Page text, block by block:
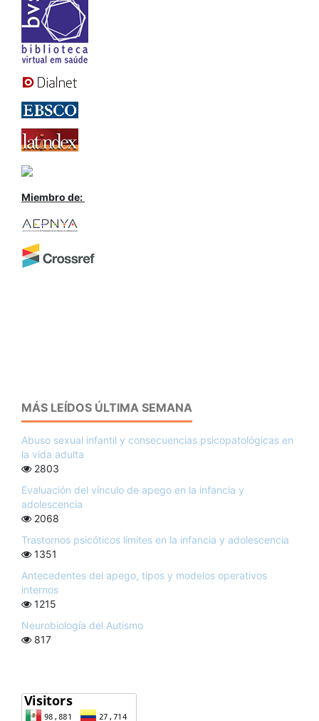
Miembro de:
MÁS LEÍDOS ÚLTIMA SEMANA
Abuso sexual infantil y consecuencias psicopatológicas en
la vida adulta
2803
Evaluación del vínculo de apego en la infancia y
adolescencia
2068
Trastornos psicóticos límites en la infancia y adolescencia
1351
Antecedentes del apego, tipos y modelos operativos
internos
1215
Neurobiología del Autismo
817